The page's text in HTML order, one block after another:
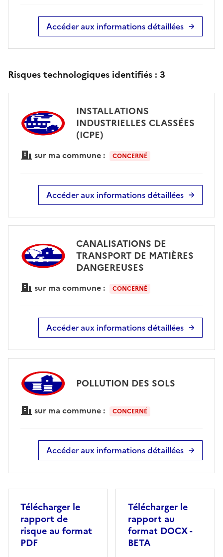
Accéder aux informations détaillées
Risques technologiques identifiés : 3
INSTALLATIONS
INDUSTRIELLES CLASSÉES
(ICPE)
sur ma commune : CONCERNÉ
Accéder aux informations détaillées
CANALISATIONS DE
TRANSPORT DE MATIÈRES
DANGEREUSES
sur ma commune : CONCERNÉ
Accéder aux informations détaillées
POLLUTION DES SOLS
sur ma commune : CONCERNÉ
Accéder aux informations détaillées
Télécharger le
rapport de
risque au format
PDF
Télécharger le
rapport au
format DOCX -
BETA